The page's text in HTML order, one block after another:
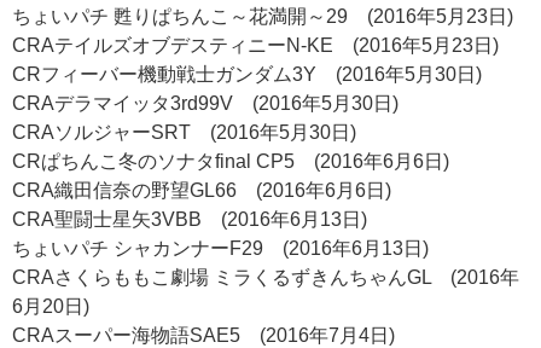
ちょいパチ 甦りぱちんこ～花満開～29 (2016年5月23日)
CRAテイルズオブデスティニーN-KE (2016年5月23日)
CRフィーバー機動戦士ガンダム3Y (2016年5月30日)
CRAデラマイッタ3rd99V (2016年5月30日)
CRAソルジャーSRT (2016年5月30日)
CRぱちんこ冬のソナタfinal CP5 (2016年6月6日)
CRA織田信奈の野望GL66 (2016年6月6日)
CRA聖闘士星矢3VBB (2016年6月13日)
ちょいパチ シャカンナーF29 (2016年6月13日)
CRAさくらももこ劇場 ミラくるずきんちゃんGL (2016年
6月20日)
CRAスーパー海物語SAE5 (2016年7月4日)